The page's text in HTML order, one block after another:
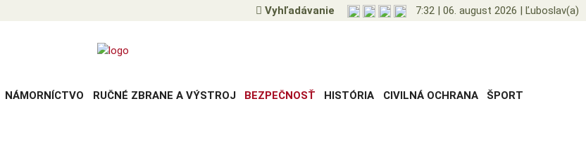
Vyhľadávanie 7:32 | 06. august 2026 | Ľuboslav(a)
NÁMORNÍCTVO RUČNÉ ZBRANE A VÝSTROJ BEZPEČNOSŤ HISTÓRIA CIVILNÁ OCHRANA ŠPORT